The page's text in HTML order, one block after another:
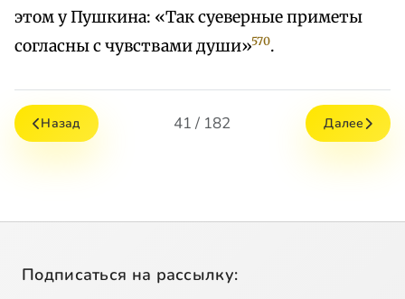
этом у Пушкина: «Так суеверные приметы
согласны с чувствами души»570.
Назад 41 / 182 Далее
Подписаться на рассылку: